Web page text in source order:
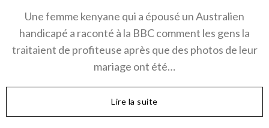
Une femme kenyane qui a épousé un Australien
handicapé a raconté à la BBC comment les gens la
traitaient de profiteuse après que des photos de leur
mariage ont été…
Lire la suite